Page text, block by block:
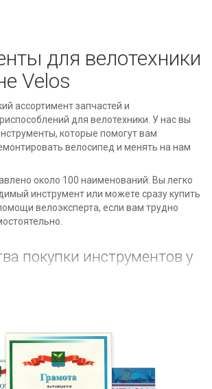
для велотехники
Velos
ассортимент запчастей и
для велотехники. У нас вы
которые помогут вам
велосипед и менять на нам
около 100 наименований. Вы легко
инструмент или можете сразу купить
велоэксперта, если вам трудно
покупки инструментов у
для велотехники отличного качества.
репутацию.
клиентов индивидуально, вникаем во
чтобы подобрать идеальное решение.
цены на инструменты. У нас вы